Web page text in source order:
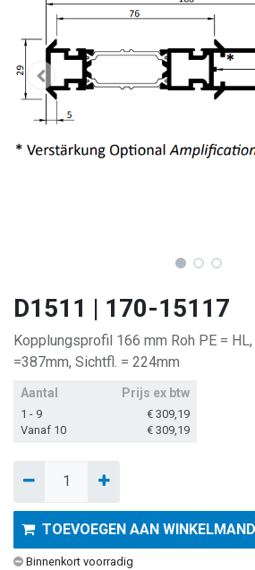
D1511 | 170-15117
Kopplungsprofil 166 mm Roh PE = HL,
=387mm, Sichtfl. = 224mm
Aantal Prijs ex btw
1 - 9 € 309,19
Vanaf 10
€ 309,19
TOEVOEGEN AAN
Binnenkort voorradig